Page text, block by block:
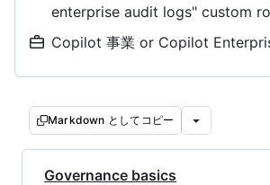
enterprise audit logs" custom
Copilot 事業 or Copilot
Markdown としてコピー
Governance basics